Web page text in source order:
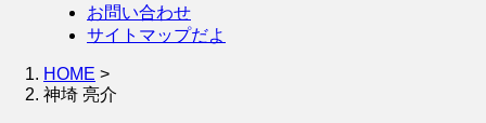
お問い合わせ
サイトマップだよ
HOME >
神埼 亮介